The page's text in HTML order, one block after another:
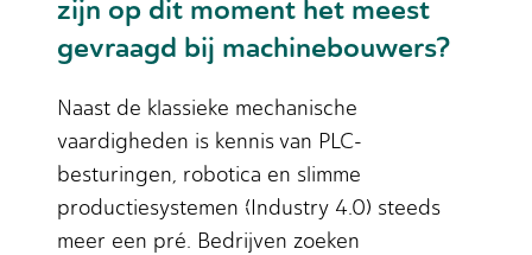
zijn op dit moment het meest
gevraagd bij machinebouwers?
Naast de klassieke mechanische
vaardigheden is kennis van PLC-
besturingen, robotica en slimme
productiesystemen (Industry 4.0) steeds
meer een pré. Bedrijven zoeken